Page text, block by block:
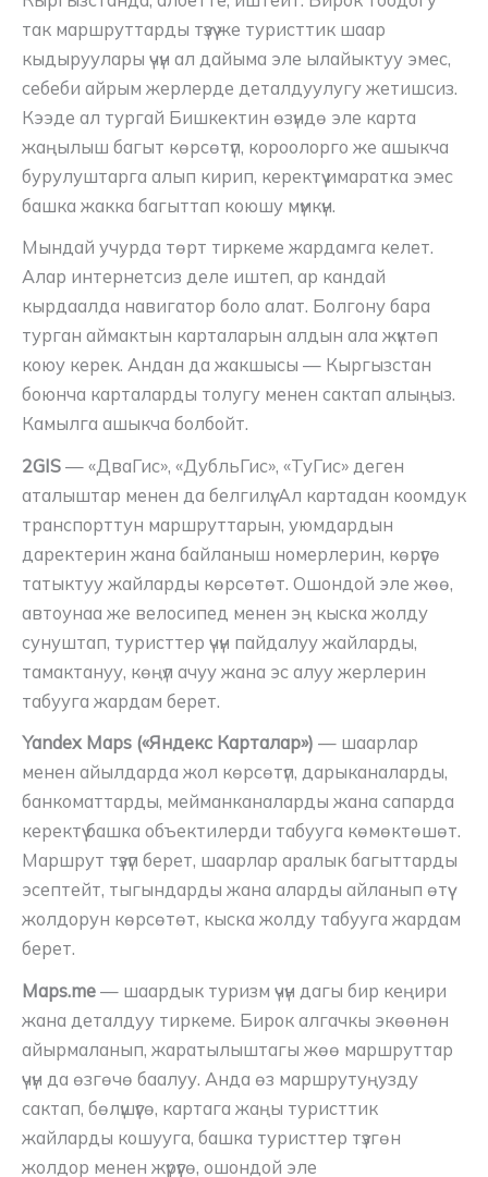
так маршруттарды түзүү же туристтик шаар
кыдыруулары үчүн ал дайыма эле ылайыктуу эмес,
себеби айрым жерлерде деталдуулугу жетишсиз.
Кээде ал тургай Бишкектин өзүндө эле карта
жаңылыш багыт көрсөтүп, короолорго же ашыкча
бурулуштарга алып кирип, керектүү имаратка эмес
башка жакка багыттап коюшу мүмкүн.
Мындай учурда төрт тиркеме жардамга келет.
Алар интернетсиз деле иштеп, ар кандай
кырдаалда навигатор боло алат. Болгону бара
турган аймактын карталарын алдын ала жүктөп
коюу керек. Андан да жакшысы — Кыргызстан
боюнча карталарды толугу менен сактап алыңыз.
Камылга ашыкча болбойт.
2GIS — «ДваГис», «ДубльГис», «ТуГис» деген
аталыштар менен да белгилүү. Ал картадан коомдук
транспорттун маршруттарын, уюмдардын
даректерин жана байланыш номерлерин, көрүүгө
татыктуу жайларды көрсөтөт. Ошондой эле жөө,
автоунаа же велосипед менен эң кыска жолду
сунуштап, туристтер үчүн пайдалуу жайларды,
тамактануу, көңүл ачуу жана эс алуу жерлерин
табууга жардам берет.
Yandex Maps («Яндекс Карталар») — шаарлар
менен айылдарда жол көрсөтүп, дарыканаларды,
банкоматтарды, мейманканаларды жана сапарда
керектүү башка объектилерди табууга көмөктөшөт.
Маршрут түзүп берет, шаарлар аралык багыттарды
эсептейт, тыгындарды жана аларды айланып өтүү
жолдорун көрсөтөт, кыска жолду табууга жардам
берет.
Maps.me — шаардык туризм үчүн дагы бир кеңири
жана деталдуу тиркеме. Бирок алгачкы экөөнөн
айырмаланып, жаратылыштагы жөө маршруттар
үчүн да өзгөчө баалуу. Анда өз маршрутуңузду
сактап, бөлүшүүгө, картага жаңы туристтик
жайларды кошууга, башка туристтер түзгөн
жолдор менен жүрүүгө, ошондой эле